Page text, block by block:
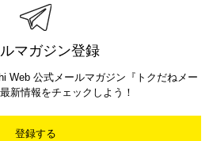
マガジン登録
Web 公式メールマガジン『トクだねメー
新情報をチェックしよう！
登録する